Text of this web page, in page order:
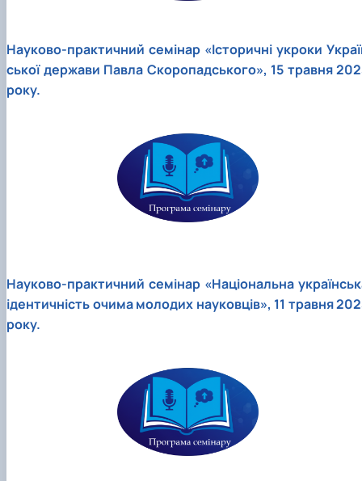
Науково-практичний семінар «Історичні укроки
ської держави Павла Скоропадського», 15 травня
року.
Науково-практичний семінар «Національна
ідентичність очима молодих науковців», 11 травня
року.